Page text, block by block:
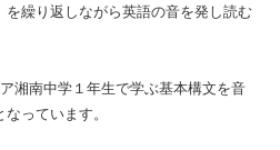
繰り返しながら英語の音を発し読む
湘南中学１年生で学ぶ基本構文を音
っています。